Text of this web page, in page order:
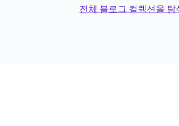
전체 블로그 컬렉션을 탐